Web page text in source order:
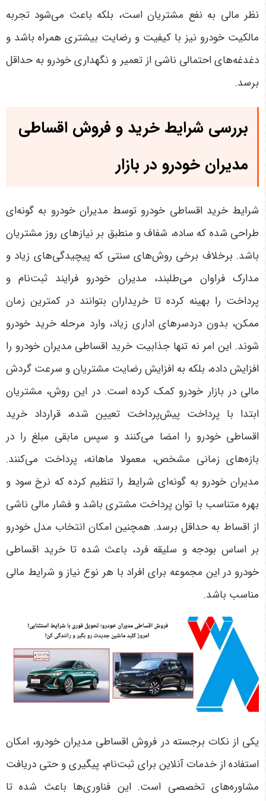
نظر مالی به نفع مشتریان است، بلکه باعث می‌شود تجربه
مالکیت خودرو نیز با کیفیت و رضایت بیشتری همراه باشد و
دغدغه‌های احتمالی ناشی از تعمیر و نگهداری خودرو به حداقل
برسد.
بررسی شرایط خرید و فروش اقساطی
مدیران خودرو در بازار
شرایط خرید اقساطی خودرو توسط مدیران خودرو به گونه‌ای
طراحی شده که ساده، شفاف و منطبق بر نیازهای روز مشتریان
باشد. برخلاف برخی روش‌های سنتی که پیچیدگی‌های زیاد و
مدارک فراوان می‌طلبند، مدیران خودرو فرایند ثبت‌نام و
پرداخت را بهینه کرده تا خریداران بتوانند در کمترین زمان
ممکن، بدون دردسرهای اداری زیاد، وارد مرحله خرید خودرو
شوند. این امر نه تنها جذابیت خرید اقساطی مدیران خودرو را
افزایش داده، بلکه به افزایش رضایت مشتریان و سرعت گردش
مالی در بازار خودرو کمک کرده است. در این روش، مشتریان
ابتدا با پرداخت پیش‌پرداخت تعیین شده، قرارداد خرید
اقساطی خودرو را امضا می‌کنند و سپس مابقی مبلغ را در
بازه‌های زمانی مشخص، معمولا ماهانه، پرداخت می‌کنند.
مدیران خودرو به گونه‌ای شرایط را تنظیم کرده که نرخ سود و
بهره متناسب با توان پرداخت مشتری باشد و فشار مالی ناشی
از اقساط به حداقل برسد. همچنین امکان انتخاب مدل خودرو
بر اساس بودجه و سلیقه فرد، باعث شده تا خرید اقساطی
خودرو در این مجموعه برای افراد با هر نوع نیاز و شرایط مالی
مناسب باشد.
یکی از نکات برجسته در فروش اقساطی مدیران خودرو، امکان
استفاده از خدمات آنلاین برای ثبت‌نام، پیگیری و حتی دریافت
مشاوره‌های تخصصی است. این فناوری‌ها باعث شده تا